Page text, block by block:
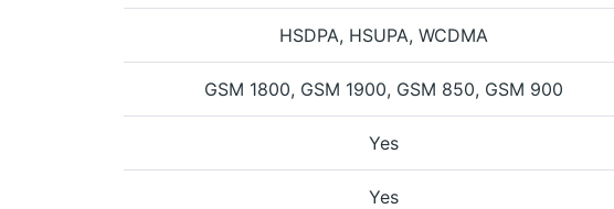
HSDPA, HSUPA, WCDMA
GSM 1800, GSM 1900, GSM 850, GSM 900
Yes
Yes